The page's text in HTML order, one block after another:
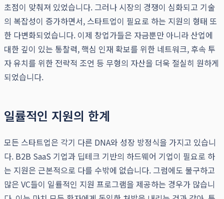
초점이 맞춰져 있었습니다. 그러나 시장의 경쟁이 심화되고 기술
의 복잡성이 증가하면서, 스타트업이 필요로 하는 지원의 형태 또
한 다변화되었습니다. 이제 창업가들은 자금뿐만 아니라 산업에
대한 깊이 있는 통찰력, 핵심 인재 확보를 위한 네트워크, 후속 투
자 유치를 위한 전략적 조언 등 무형의 자산을 더욱 절실히 원하게
되었습니다.
일률적인 지원의 한계
모든 스타트업은 각기 다른 DNA와 성장 방정식을 가지고 있습니
다. B2B SaaS 기업과 딥테크 기반의 하드웨어 기업이 필요로 하
는 지원은 근본적으로 다를 수밖에 없습니다. 그럼에도 불구하고
많은 VC들이 일률적인 지원 프로그램을 제공하는 경우가 많습니